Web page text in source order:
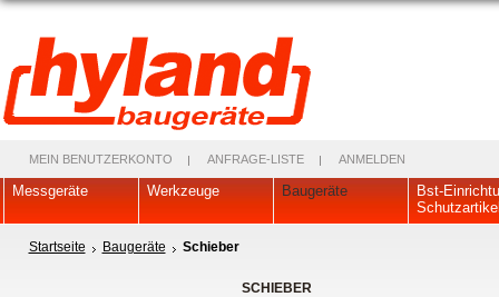
MEIN BENUTZERKONTO ANFRAGE-LISTE ANMELDEN
Messgeräte Werkzeuge Baugeräte
Bst-
Startseite Baugeräte Schieber
SCHIEBER